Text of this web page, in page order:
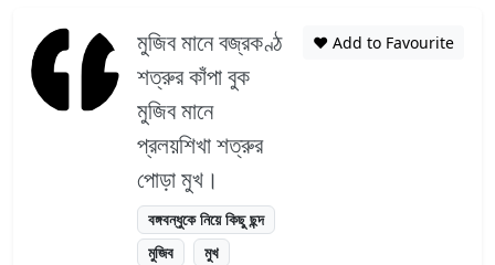
মুজিব মানে বজ্রকণ্ঠ
শত্রুর কাঁপা বুক
মুজিব মানে
প্রলয়শিখা শত্রুর
পোড়া মুখ।
বঙ্গবন্ধুকে নিয়ে কিছু ছন্দ
মুজিব
মুখ
❤️ Add to Favourite